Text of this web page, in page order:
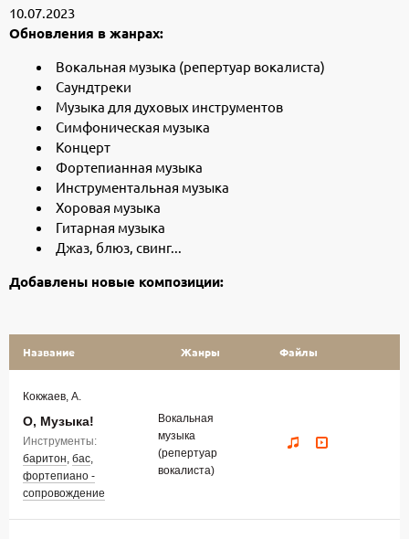
10.07.2023
Обновления в жанрах:
Вокальная музыка (репертуар вокалиста)
Саундтреки
Музыка для духовых инструментов
Симфоническая музыка
Концерт
Фортепианная музыка
Инструментальная музыка
Хоровая музыка
Гитарная музыка
Джаз, блюз, свинг...
Добавлены новые композиции:
Название Жанры Файлы
Кокжаев, А.
О, Музыка!
Инструменты:
баритон, бас,
фортепиано -
сопровождение
Вокальная
музыка
(репертуар
вокалиста)